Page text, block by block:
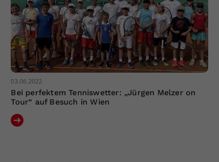
03.06.2022
Bei perfektem Tenniswetter: „Jürgen Melzer on
Tour“ auf Besuch in Wien